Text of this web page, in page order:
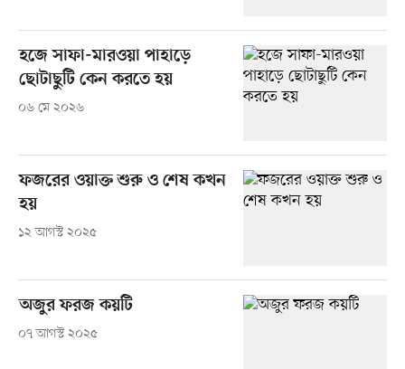
হজে সাফা-মারওয়া পাহাড়ে
ছোটাছুটি কেন করতে হয়
০৬ মে ২০২৬
ফজরের ওয়াক্ত শুরু ও শেষ কখন
হয়
১২ আগস্ট ২০২৫
অজুর ফরজ কয়টি
০৭ আগস্ট ২০২৫